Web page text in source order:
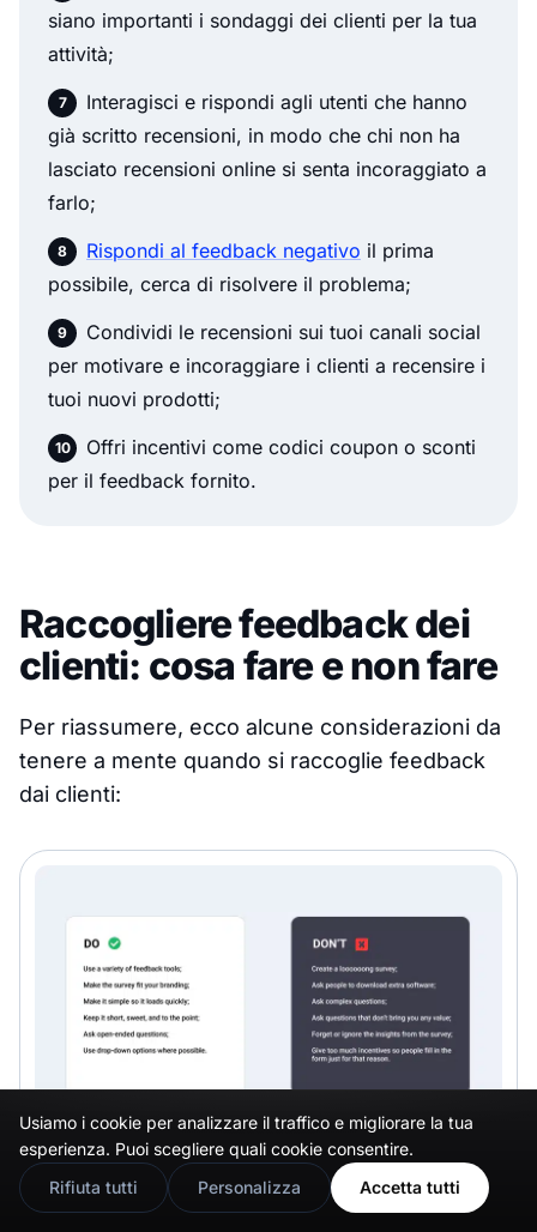
siano importanti i sondaggi dei clienti per la tua
attività;
Interagisci e rispondi agli utenti che hanno
già scritto recensioni, in modo che chi non ha
lasciato recensioni online si senta incoraggiato a
farlo;
Rispondi al feedback negativo il prima
possibile, cerca di risolvere il problema;
Condividi le recensioni sui tuoi canali social
per motivare e incoraggiare i clienti a recensire i
tuoi nuovi prodotti;
Offri incentivi come codici coupon o sconti
per il feedback fornito.
Raccogliere feedback dei
clienti: cosa fare e non fare
Per riassumere, ecco alcune considerazioni da
tenere a mente quando si raccoglie feedback
dai clienti:
Cosa fare:
Usiamo i cookie per analizzare il traffico e migliorare la tua
esperienza. Puoi scegliere quali cookie consentire.
Rifiuta tutti
Personalizza Accetta tutti
🇬🇧 Would you prefer this site in English?
View in English